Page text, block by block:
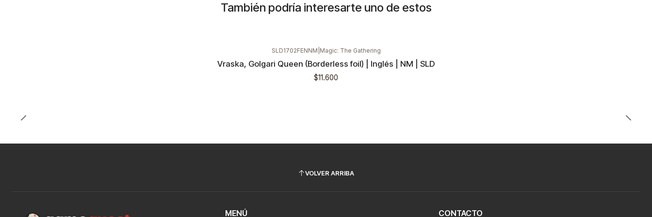
También podría interesarte uno de estos
SLD1702FENNM Magic: The Gathering
Vraska, Golgari Queen (Borderless foil) | Inglés | NM | SLD
$11.600
VOLVER ARRIBA
MENÚ CONTACTO